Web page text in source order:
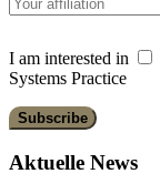
I am interested in
Systems Practice
Aktuelle News